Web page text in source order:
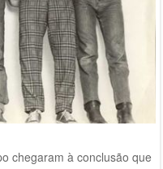
chegaram à conclusão que